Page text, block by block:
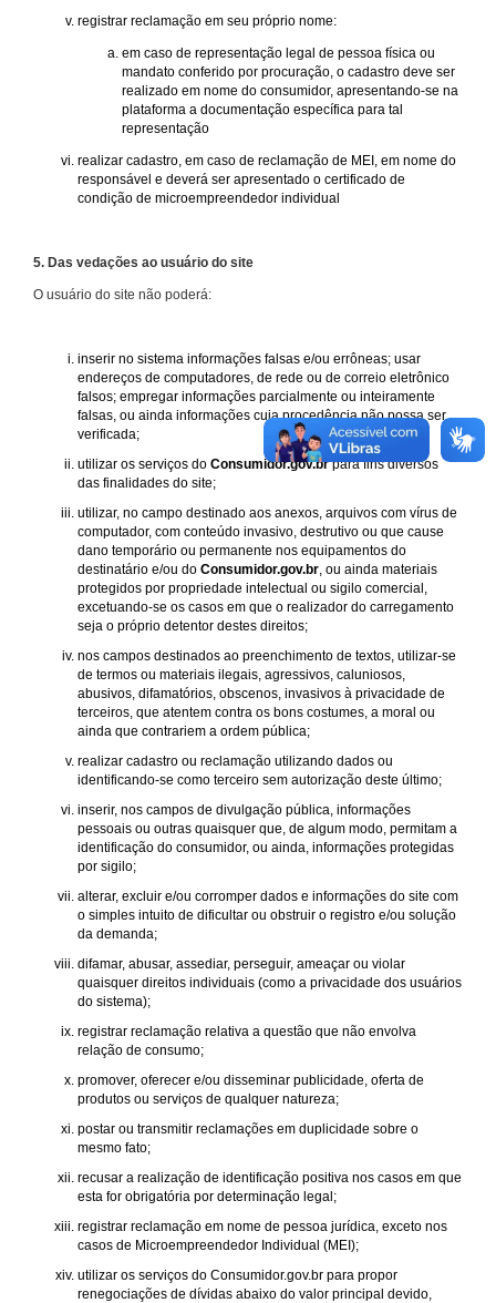
registrar reclamação em seu próprio nome:
em caso de representação legal de pessoa física ou
mandato conferido por procuração, o cadastro deve ser
realizado em nome do consumidor, apresentando-se na
plataforma a documentação específica para tal
representação
realizar cadastro, em caso de reclamação de MEI, em nome do
responsável e deverá ser apresentado o certificado de
condição de microempreendedor individual
5. Das vedações ao usuário do site
O usuário do site não poderá:
inserir no sistema informações falsas e/ou errôneas; usar
endereços de computadores, de rede ou de correio eletrônico
falsos; empregar informações parcialmente ou inteiramente
falsas, ou ainda informações cuja procedência não possa ser
verificada;
utilizar os serviços do Consumidor.gov.brpara fins diversos
das finalidades do site;
utilizar, no campo destinado aos anexos, arquivos com vírus de
computador, com conteúdo invasivo, destrutivo ou que cause
dano temporário ou permanente nos equipamentos do
destinatário e/ou do Consumidor.gov.br , ou ainda materiais
protegidos por propriedade intelectual ou sigilo comercial,
excetuando-se os casos em que o realizador do carregamento
seja o próprio detentor destes direitos;
nos campos destinados ao preenchimento de textos, utilizar-se
de termos ou materiais ilegais, agressivos, caluniosos,
abusivos, difamatórios, obscenos, invasivos à privacidade de
terceiros, que atentem contra os bons costumes, a moral ou
ainda que contrariem a ordem pública;
realizar cadastro ou reclamação utilizando dados ou
identificando-se como terceiro sem autorização deste último;
inserir, nos campos de divulgação pública, informações
pessoais ou outras quaisquer que, de algum modo, permitam a
identificação do consumidor, ou ainda, informações protegidas
por sigilo;
alterar, excluir e/ou corromper dados e informações do site com
o simples intuito de dificultar ou obstruir o registro e/ou solução
da demanda;
difamar, abusar, assediar, perseguir, ameaçar ou violar
quaisquer direitos individuais (como a privacidade dos usuários
do sistema);
registrar reclamação relativa a questão que não envolva
relação de consumo;
promover, oferecer e/ou disseminar publicidade, oferta de
produtos ou serviços de qualquer natureza;
postar ou transmitir reclamações em duplicidade sobre o
mesmo fato;
recusar a realização de identificação positiva nos casos em que
esta for obrigatória por determinação legal;
registrar reclamação em nome de pessoa jurídica, exceto nos
casos de Microempreendedor Individual (MEI);
utilizar os serviços do Consumidor.gov.br para propor
renegociações de dívidas abaixo do valor principal devido,